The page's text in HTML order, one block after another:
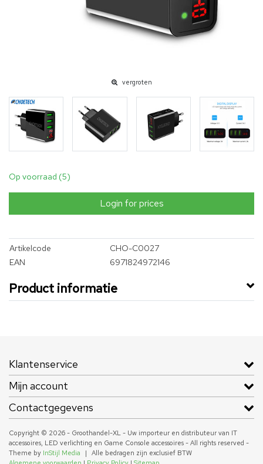
vergroten
Op voorraad (5)
Login for prices
Artikelcode
CHO-C0027
EAN
6971824972146
Product informatie
Klantenservice
Mijn account
Contactgegevens
Copyright © 2026 - Groothandel-XL - Uw importeur en distributeur van IT
accessoires, LED verlichting en Game Console accessoires - All rights reserved -
Theme by InStijl Media |
Alle bedragen zijn exclusief BTW